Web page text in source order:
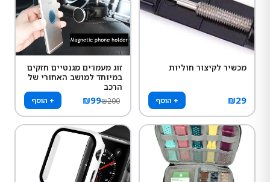
מכשיר לקיצור חוליות
₪29 + הוסף
זוג מעמדים מגנטיים חזקים
במיוחד למושב האחורי של
הרכב
₪99₪200 + הוסף